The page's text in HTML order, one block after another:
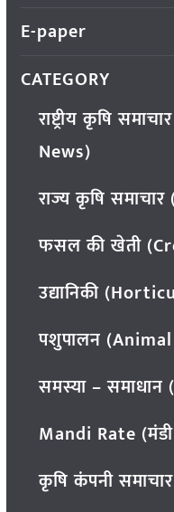
E-paper
CATEGORY
राष्ट्रीय कृषि
News)
राज्य कृषि
फसल की खेती
उद्यानिकी
पशुपालन
समस्या –
Mandi Rate
कृषि कंपनी